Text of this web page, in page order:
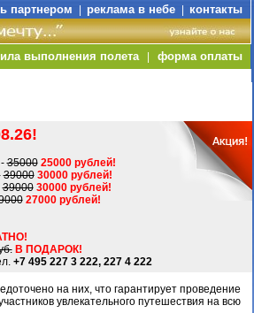
партнером реклама в небе контакты
выполнения полета| форма оплаты
-35000 25000 рублей!
39000 30000 рублей!
39000 30000 рублей!
27000 рублей!
В ПОДАРОК!
+7 495 227 3 222, 227 4 222
на них, что гарантирует проведение
увлекательного путешествия на всю